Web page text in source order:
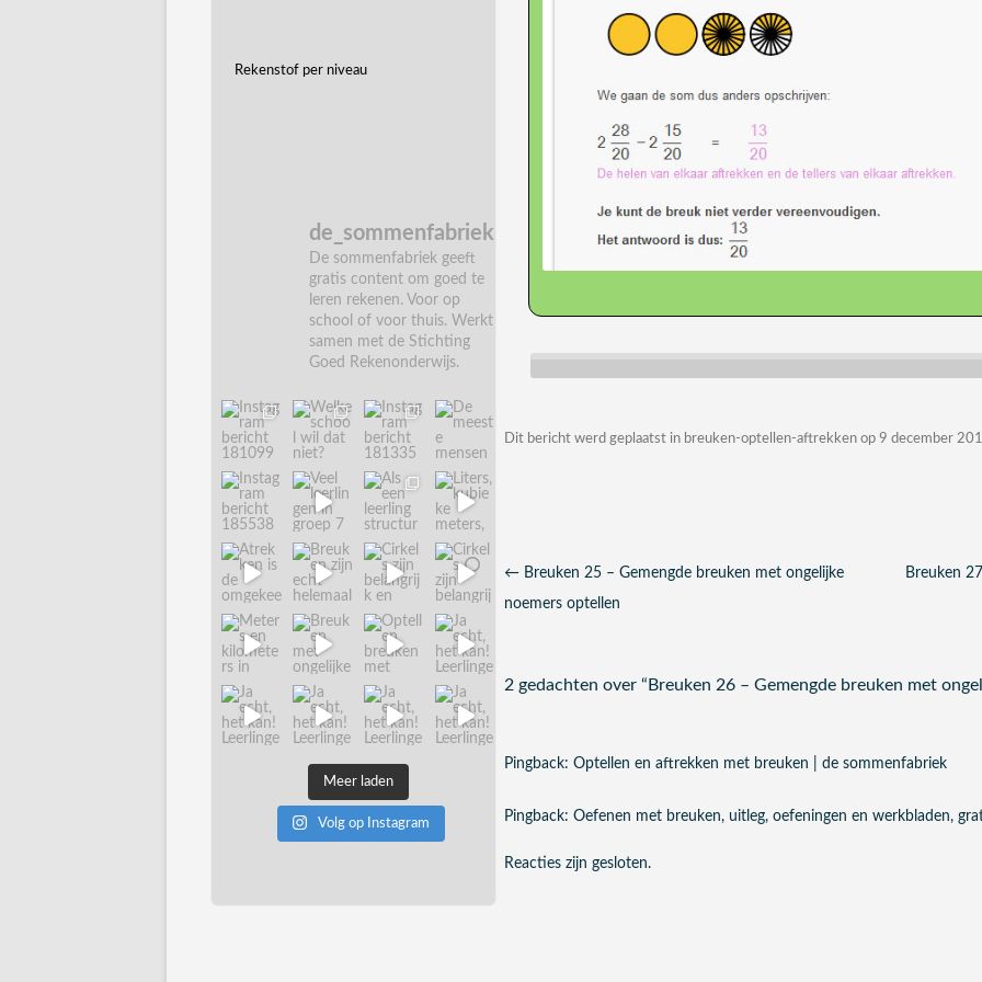
Dit bericht werd geplaatst in breuken-optellen-aftrekkenop 9 december
Berichtnavigatie
←Breuken 25 – Gemengde breuken met ongelijke
noemers optellen
Breuken
2 gedachten over “ Breuken 26 – Gemengde breuken met
Pingback: Optellen en aftrekken met breuken | de sommenfabriek
Pingback: Oefenen met breuken, uitleg, oefeningen en werkbladen,
Reacties zijn gesloten.
Rekenstof per niveau
de_sommenfabriek
De sommenfabriek geeft
gratis content om goed te
leren rekenen. Voor op
school of voor thuis. Werkt
samen met de Stichting
Goed Rekenonderwijs.
Meer laden
Volg op Instagram